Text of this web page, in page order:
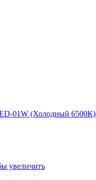
01W (Холодный 6500К)
увеличить